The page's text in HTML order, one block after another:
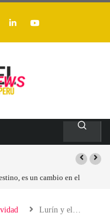
aumentarán más de un 94
Lurín y el…